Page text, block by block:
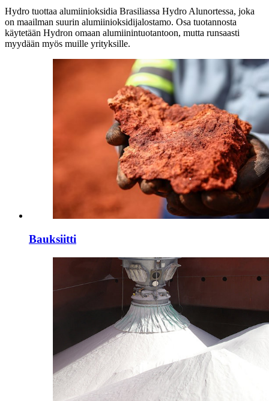
Hydro tuottaa alumiinioksidia Brasiliassa Hydro Alunortessa, joka
on maailman suurin alumiinioksidijalostamo. Osa tuotannosta
käytetään Hydron omaan alumiinintuotantoon, mutta runsaasti
myydään myös muille yrityksille.
Bauksiitti